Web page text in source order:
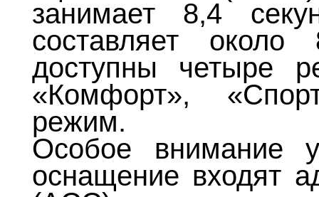
занимает 8,4
составляет
доступны четыре
«Комфорт»,
режим.
Особое внимание
оснащение входят